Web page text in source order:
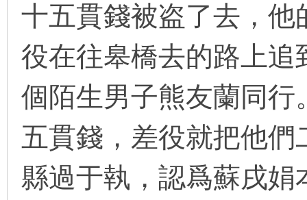
十五貫錢被盗了去，
役在往皋橋去的路上
個陌生男子熊友蘭同
五貫錢，差役就把他
縣過于執，認爲蘇戌